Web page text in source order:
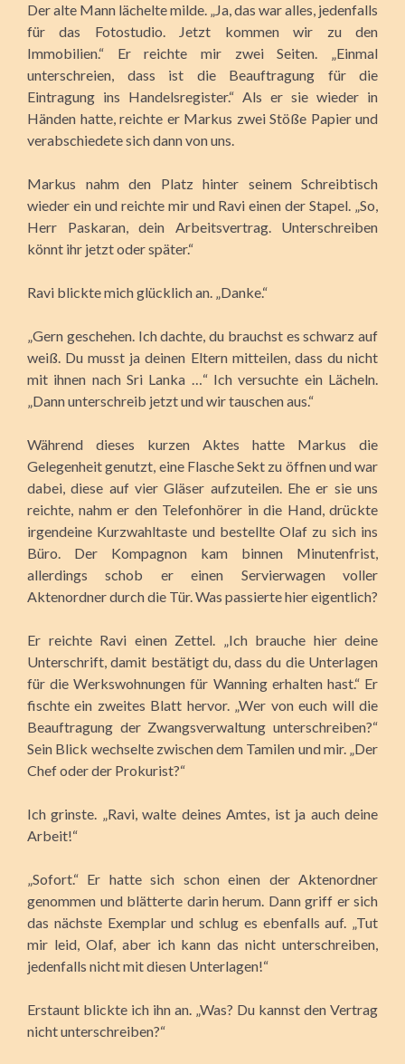
Der alte Mann lächelte milde. „Ja, das war alles, jedenfalls
für das Fotostudio. Jetzt kommen wir zu den
Immobilien.“ Er reichte mir zwei Seiten. „Einmal
unterschreien, dass ist die Beauftragung für die
Eintragung ins Handelsregister.“ Als er sie wieder in
Händen hatte, reichte er Markus zwei Stöße Papier und
verabschiedete sich dann von uns.
Markus nahm den Platz hinter seinem Schreibtisch
wieder ein und reichte mir und Ravi einen der Stapel. „So,
Herr Paskaran, dein Arbeitsvertrag. Unterschreiben
könnt ihr jetzt oder später.“
Ravi blickte mich glücklich an. „Danke.“
„Gern geschehen. Ich dachte, du brauchst es schwarz auf
weiß. Du musst ja deinen Eltern mitteilen, dass du nicht
mit ihnen nach Sri Lanka …“ Ich versuchte ein Lächeln.
„Dann unterschreib jetzt und wir tauschen aus.“
Während dieses kurzen Aktes hatte Markus die
Gelegenheit genutzt, eine Flasche Sekt zu öffnen und war
dabei, diese auf vier Gläser aufzuteilen. Ehe er sie uns
reichte, nahm er den Telefonhörer in die Hand, drückte
irgendeine Kurzwahltaste und bestellte Olaf zu sich ins
Büro. Der Kompagnon kam binnen Minutenfrist,
allerdings schob er einen Servierwagen voller
Aktenordner durch die Tür. Was passierte hier eigentlich?
Er reichte Ravi einen Zettel. „Ich brauche hier deine
Unterschrift, damit bestätigt du, dass du die Unterlagen
für die Werkswohnungen für Wanning erhalten hast.“ Er
fischte ein zweites Blatt hervor. „Wer von euch will die
Beauftragung der Zwangsverwaltung unterschreiben?“
Sein Blick wechselte zwischen dem Tamilen und mir. „Der
Chef oder der Prokurist?“
Ich grinste. „Ravi, walte deines Amtes, ist ja auch deine
Arbeit!“
„Sofort.“ Er hatte sich schon einen der Aktenordner
genommen und blätterte darin herum. Dann griff er sich
das nächste Exemplar und schlug es ebenfalls auf. „Tut
mir leid, Olaf, aber ich kann das nicht unterschreiben,
jedenfalls nicht mit diesen Unterlagen!“
Erstaunt blickte ich ihn an. „Was? Du kannst den Vertrag
nicht unterschreiben?“